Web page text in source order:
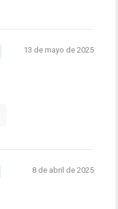
13 de mayo de 2025
8 de abril de 2025